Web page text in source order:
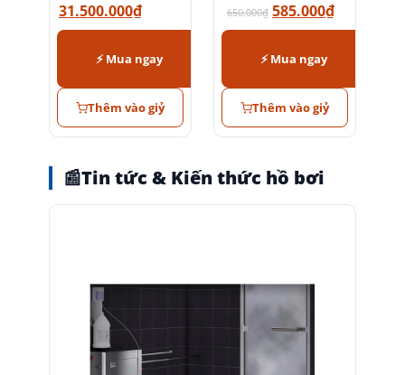
31.500.000₫
⚡ Mua ngay
Thêm vào giỷ
650.000₫ 585.000₫
⚡ Mua ngay
Thêm vào giỷ
📰Tin tức & Kiến thức hồ bơi